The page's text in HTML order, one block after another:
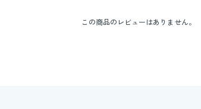
この商品のレビューはありません。